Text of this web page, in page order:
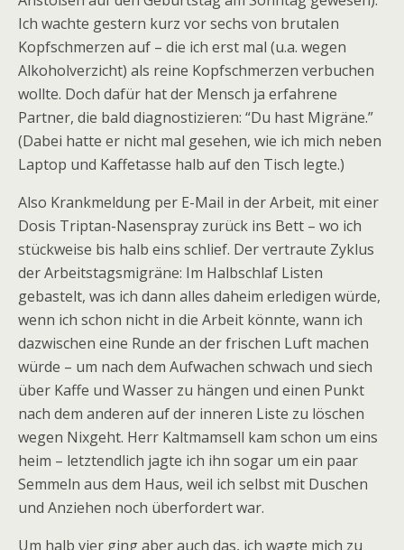
Ich wachte gestern kurz vor sechs von brutalen
Kopfschmerzen auf – die ich erst mal (u.a. wegen
Alkoholverzicht) als reine Kopfschmerzen verbuchen
wollte. Doch dafür hat der Mensch ja erfahrene
Partner, die bald diagnostizieren: “Du hast Migräne.”
(Dabei hatte er nicht mal gesehen, wie ich mich neben
Laptop und Kaffetasse halb auf den Tisch legte.)
Also Krankmeldung per E-Mail in der Arbeit, mit einer
Dosis Triptan-Nasenspray zurück ins Bett – wo ich
stückweise bis halb eins schlief. Der vertraute Zyklus
der Arbeitstagsmigräne: Im Halbschlaf Listen
gebastelt, was ich dann alles daheim erledigen würde,
wenn ich schon nicht in die Arbeit könnte, wann ich
dazwischen eine Runde an der frischen Luft machen
würde – um nach dem Aufwachen schwach und siech
über Kaffe und Wasser zu hängen und einen Punkt
nach dem anderen auf der inneren Liste zu löschen
wegen Nixgeht. Herr Kaltmamsell kam schon um eins
heim – letztendlich jagte ich ihn sogar um ein paar
Semmeln aus dem Haus, weil ich selbst mit Duschen
und Anziehen noch überfordert war.
Um halb vier ging aber auch das, ich wagte mich zu